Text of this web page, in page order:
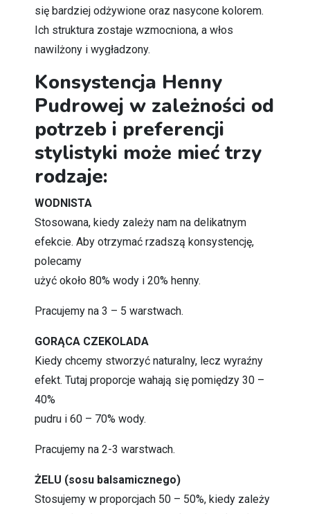
się bardziej odżywione oraz nasycone kolorem.
Ich struktura zostaje wzmocniona, a włos
nawilżony i wygładzony.
Konsystencja Henny
Pudrowej w zależności od
potrzeb i preferencji
stylistyki może mieć trzy
rodzaje:
WODNISTA
Stosowana, kiedy zależy nam na delikatnym
efekcie. Aby otrzymać rzadszą konsystencję,
polecamy
użyć około 80% wody i 20% henny.
Pracujemy na 3 – 5 warstwach.
GORĄCA CZEKOLADA
Kiedy chcemy stworzyć naturalny, lecz wyraźny
efekt. Tutaj proporcje wahają się pomiędzy 30 –
40%
pudru i 60 – 70% wody.
Pracujemy na 2-3 warstwach.
ŻELU (sosu balsamicznego)
Stosujemy w proporcjach 50 – 50%, kiedy zależy